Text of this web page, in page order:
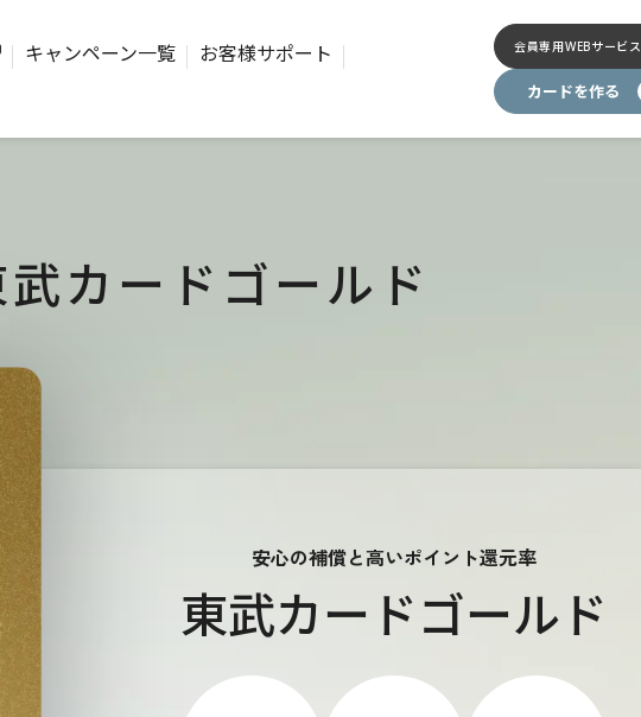
キャンペーン一覧
お客様サポート
会員専用WEBサービス
カードを作る
カードゴールド
安心の補償と高いポイント還元率
東武カードゴールド